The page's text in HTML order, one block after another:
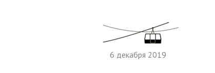
6 декабря 2019